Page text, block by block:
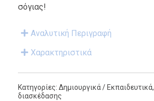
σόγιας!
Αναλυτική Περιγραφή
Χαρακτηριστικά
Κατηγορίες: Δημιουργικά / Εκπαιδευτικά,
διασκέδασης